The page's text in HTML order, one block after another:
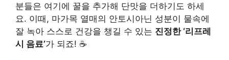
분들은 여기에 꿀을 추가해 단맛을 더하기도 하세
요. 이때, 마가목 열매의 안토시아닌 성분이 물속에
잘 녹아 스스로 건강을 챙길 수 있는 진정한 ‘리프레
시 음료’가 되죠! ☕